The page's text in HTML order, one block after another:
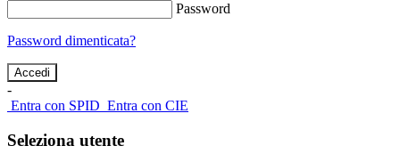
Password
Password dimenticata?
-
Entra con SPID Entra con CIE
Seleziona utente